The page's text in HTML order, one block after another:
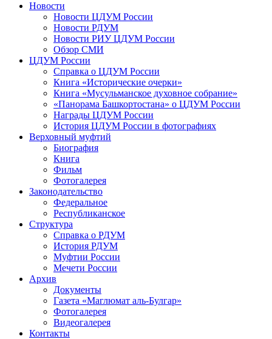
Новости
Новости ЦДУМ России
Новости РДУМ
Новости РИУ ЦДУМ России
Обзор СМИ
ЦДУМ России
Справка о ЦДУМ России
Книга «Исторические очерки»
Книга «Мусульманское духовное собрание»
«Панорама Башкортостана» о ЦДУМ России
Награды ЦДУМ России
История ЦДУМ России в фотографиях
Верховный муфтий
Биография
Книга
Фильм
Фотогалерея
Законодательство
Федеральное
Республиканское
Структура
Справка о РДУМ
История РДУМ
Муфтии России
Мечети России
Архив
Документы
Газета «Маглюмат аль-Булгар»
Фотогалерея
Видеогалерея
Контакты